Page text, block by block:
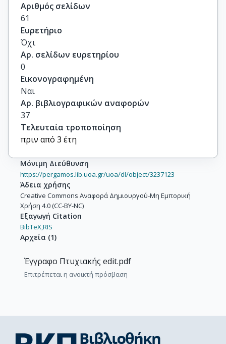
Αριθμός σελίδων
61
Ευρετήριο
Όχι
Αρ. σελίδων ευρετηρίου
0
Εικονογραφημένη
Ναι
Αρ. βιβλιογραφικών αναφορών
37
Τελευταία τροποποίηση
πριν από 3 έτη
Μόνιμη Διεύθυνση
https://pergamos.lib.uoa.gr/uoa/dl/object/3237123
Άδεια χρήσης
Creative Commons Αναφορά Δημιουργού-Μη Εμπορική
Χρήση 4.0 (CC-BY-NC)
Εξαγωγή Citation
BibTeX,RIS
Αρχεία (1)
Έγγραφο Πτυχιακής edit.pdf
Επιτρέπεται η ανοικτή πρόσβαση